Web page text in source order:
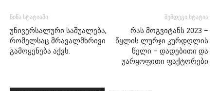
წინა სტატიაში
უნივერსალური საშუალება,
რომელსაც მრავალმხრივი
გამოყენება აქვს.
შემდეგი სტატია
რას მოგვიტანს 2023 –
წყლის ლურ­ჯი კურდღლის
წელი – დადებითი და
უარყოფითი ფაქტორები